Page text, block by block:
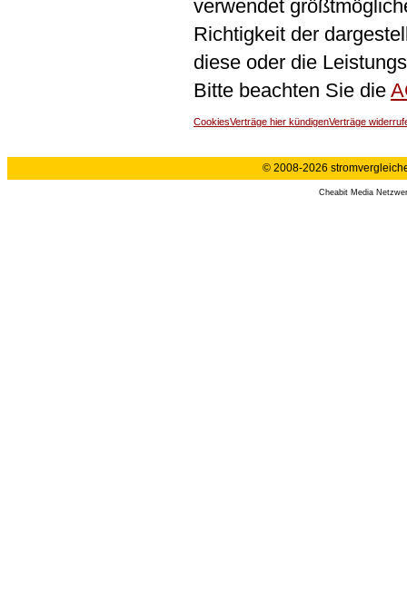
verwendet
Richtigkeit der
diese oder die
Bitte beachten Sie die
CookiesVerträge hier kündigenVerträge
© 2008-2026
Cheabit Media